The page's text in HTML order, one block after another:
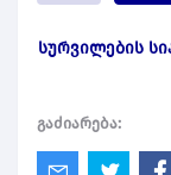
სურვილების
გაძიარება: